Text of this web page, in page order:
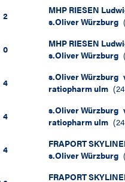
2 MHP RIESEN
s.Oliver Würzburg
0 MHP RIESEN
s.Oliver Würzburg
4 s.Oliver Würzburg
ratiopharm ulm (
4 s.Oliver Würzburg
ratiopharm ulm (
4 FRAPORT
s.Oliver Würzburg
FRAPORT